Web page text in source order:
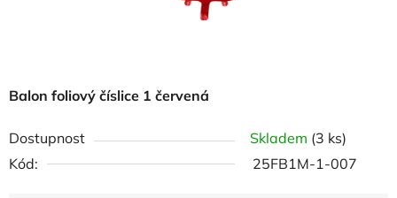
Balon foliový číslice 1 červená
Dostupnost Skladem (3 ks)
Kód:
25FB1M-1-007